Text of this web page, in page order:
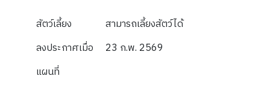
สัตว์เลี้ยง
สามารถเลี้ยงสัตว์ได้
ลงประกาศเมื่อ
23 ก.พ. 2569
แผนที่